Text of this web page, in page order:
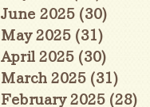
June 2025 (30)
May 2025 (31)
April 2025 (30)
March 2025 (31)
February 2025 (28)